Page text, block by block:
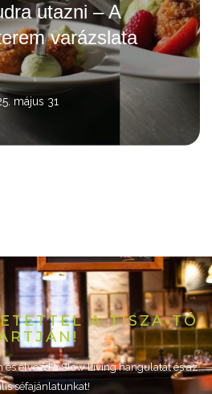
utazni – A
varázslata
május 31
A TISZA-TÓ
élvezd a Slow Living hangulatát és az
séfajánlatunkat!